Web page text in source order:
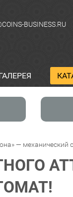
BUSINESS.RU
— механический